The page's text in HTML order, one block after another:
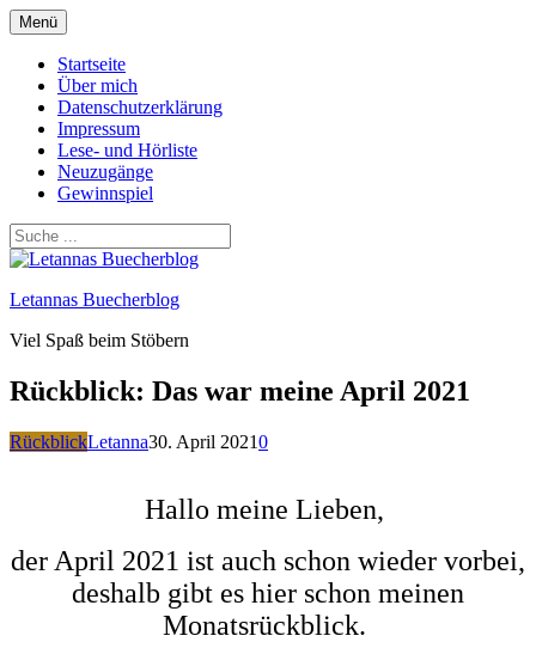
Zum
Inhalt
springen
Menü
Startseite
Über mich
Datenschutzerklärung
Impressum
Lese- und Hörliste
Neuzugänge
Gewinnspiel
Letannas Buecherblog
Viel Spaß beim Stöbern
Rückblick: Das war meine April 2021
RückblickLetanna30. April 20210
Hallo meine Lieben,
der April 2021 ist auch schon wieder vorbei,
deshalb gibt es hier schon meinen
Monatsrückblick.